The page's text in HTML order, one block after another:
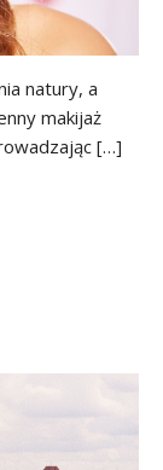
natury, a
makijaż
[…]